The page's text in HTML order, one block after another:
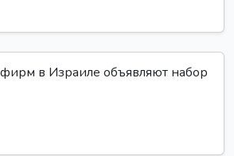
в Израиле объявляют набор